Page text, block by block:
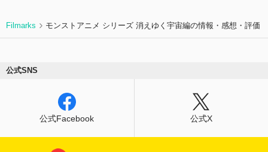
Filmarks モンストアニメ シリーズ 消えゆく宇宙編の情報・感想・評価
公式SNS
公式Facebook 公式X